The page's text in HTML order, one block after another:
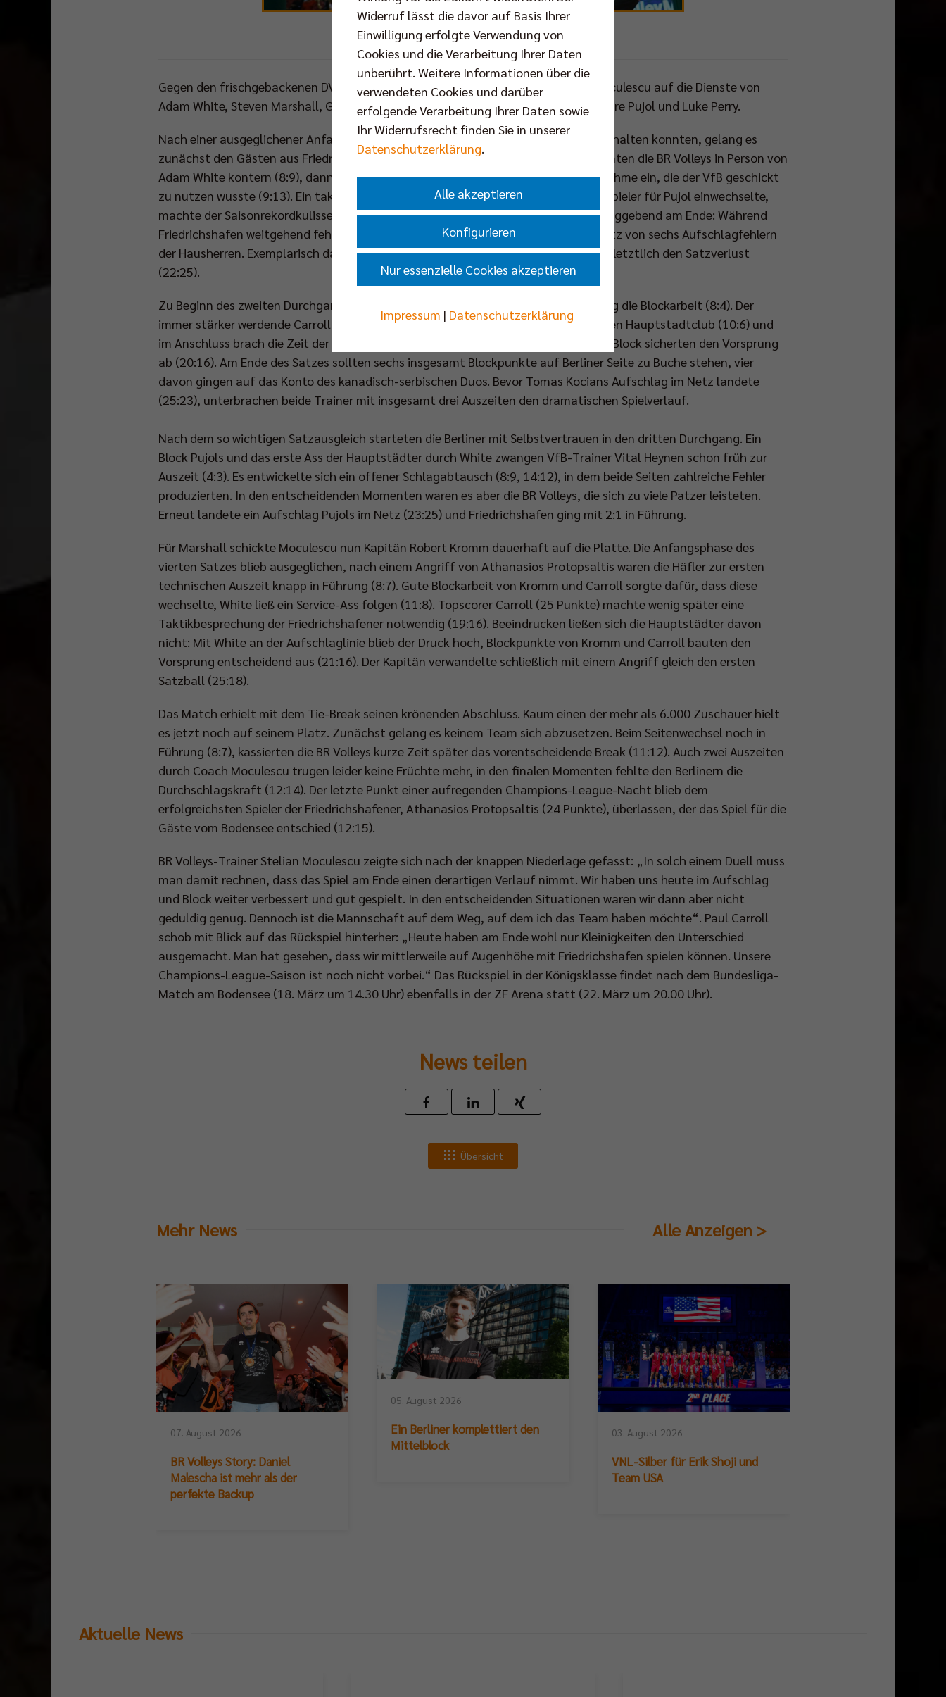
Foto:Eckhard Herfet
Gegen den frischgebackenen DVV-Pokalsieger vom Bodensee vertraute Stelian Moculescu auf die Dienste von
Adam White, Steven Marshall, Graham Vigrass, Aleksandar Okolic, Paul Carroll, Pierre Pujol und Luke Perry.
Nach einer ausgeglichener Anfangsphase, in der beide Teams ihren Side-Out stabil halten konnten, gelang es
zunächst den Gästen aus Friedrichshafen sich erstmals abzusetzen (6:9). Erst konnten die BR Volleys in Person von
Adam White kontern (8:9), dann schlichen sich jedoch Ungenauigkeiten in der Annahme ein, die der VfB geschickt
zu nutzen wusste (9:13). Ein taktischer Moculescu-Kniff, der Kyle Russell als Blockspieler für Pujol einwechselte,
machte der Saisonrekordkulisse noch einmal kurzzeitig Hoffnung (19:21). Ausschlaggebend am Ende: Während
Friedrichshafen weitgehend fehlerfrei auftrat, profitierten die Gäste im Auftaktsatz von sechs Aufschlagfehlern
der Hausherren. Exemplarisch dafür: Ein verschlagener Service von Pujol besiegelte letztlich den Satzverlust
(22:25).
Zu Beginn des zweiten Durchgangs erleichterte hoher Druck im BR Volleys Aufschlag die Blockarbeit (8:4). Der
immer stärker werdende Carroll entschied nun auch die längeren Ballwechsel für den Hauptstadtclub (10:6) und
im Anschluss brach die Zeit der Mittelblocker an: Vigrass per Angriff und Okolic im Block sicherten den Vorsprung
ab (20:16). Am Ende des Satzes sollten sechs insgesamt Blockpunkte auf Berliner Seite zu Buche stehen, vier
davon gingen auf das Konto des kanadisch-serbischen Duos. Bevor Tomas Kocians Aufschlag im Netz landete
(25:23), unterbrachen beide Trainer mit insgesamt drei Auszeiten den dramatischen Spielverlauf.
Nach dem so wichtigen Satzausgleich starteten die Berliner mit Selbstvertrauen in den dritten Durchgang. Ein
Block Pujols und das erste Ass der Hauptstädter durch White zwangen VfB-Trainer Vital Heynen schon früh zur
Auszeit (4:3). Es entwickelte sich ein offener Schlagabtausch (8:9, 14:12), in dem beide Seiten zahlreiche Fehler
produzierten. In den entscheidenden Momenten waren es aber die BR Volleys, die sich zu viele Patzer leisteten.
Erneut landete ein Aufschlag Pujols im Netz (23:25) und Friedrichshafen ging mit 2:1 in Führung.
Für Marshall schickte Moculescu nun Kapitän Robert Kromm dauerhaft auf die Platte. Die Anfangsphase des
vierten Satzes blieb ausgeglichen, nach einem Angriff von Athanasios Protopsaltis waren die Häfler zur ersten
technischen Auszeit knapp in Führung (8:7). Gute Blockarbeit von Kromm und Carroll sorgte dafür, dass diese
wechselte, White ließ ein Service-Ass folgen (11:8). Topscorer Carroll (25 Punkte) machte wenig später eine
Taktikbesprechung der Friedrichshafener notwendig (19:16). Beeindrucken ließen sich die Hauptstädter davon
nicht: Mit White an der Aufschlaglinie blieb der Druck hoch, Blockpunkte von Kromm und Carroll bauten den
Vorsprung entscheidend aus (21:16). Der Kapitän verwandelte schließlich mit einem Angriff gleich den ersten
Satzball (25:18).
Das Match erhielt mit dem Tie-Break seinen krönenden Abschluss. Kaum einen der mehr als 6.000 Zuschauer hielt
es jetzt noch auf seinem Platz. Zunächst gelang es keinem Team sich abzusetzen. Beim Seitenwechsel noch in
Führung (8:7), kassierten die BR Volleys kurze Zeit später das vorentscheidende Break (11:12). Auch zwei Auszeiten
durch Coach Moculescu trugen leider keine Früchte mehr, in den finalen Momenten fehlte den Berlinern die
Durchschlagskraft (12:14). Der letzte Punkt einer aufregenden Champions-League-Nacht blieb dem
erfolgreichsten Spieler der Friedrichshafener, Athanasios Protopsaltis (24 Punkte), überlassen, der das Spiel für die
Gäste vom Bodensee entschied (12:15).
BR Volleys-Trainer Stelian Moculescu zeigte sich nach der knappen Niederlage gefasst: „In solch einem Duell muss
man damit rechnen, dass das Spiel am Ende einen derartigen Verlauf nimmt. Wir haben uns heute im Aufschlag
und Block weiter verbessert und gut gespielt. In den entscheidenden Situationen waren wir dann aber nicht
geduldig genug. Dennoch ist die Mannschaft auf dem Weg, auf dem ich das Team haben möchte“. Paul Carroll
schob mit Blick auf das Rückspiel hinterher: „Heute haben am Ende wohl nur Kleinigkeiten den Unterschied
ausgemacht. Man hat gesehen, dass wir mittlerweile auf Augenhöhe mit Friedrichshafen spielen können. Unsere
Champions-League-Saison ist noch nicht vorbei.“ Das Rückspiel in der Königsklasse findet nach dem Bundesliga-
Match am Bodensee (18. März um 14.30 Uhr) ebenfalls in der ZF Arena statt (22. März um 20.00 Uhr).
News teilen
Übersicht
Mehr News Alle Anzeigen >
07. August 2026
BR Volleys Story: Daniel
Malescha ist mehr als der
perfekte Backup
05. August 2026
Ein Berliner komplettiert den
Mittelblock
03. August 2026
VNL-Silber für Erik Shoji und
Team USA
Aktuelle News
Widerruf lässt die davor auf Basis Ihrer
Einwilligung erfolgte Verwendung von
Cookies und die Verarbeitung Ihrer Daten
unberührt. Weitere Informationen über die
verwendeten Cookies und darüber
erfolgende Verarbeitung Ihrer Daten sowie
Ihr Widerrufsrecht finden Sie in unserer
Datenschutzerklärung.
Alle akzeptieren
Konfigurieren
Nur essenzielle Cookies akzeptieren
Impressum | Datenschutzerklärung